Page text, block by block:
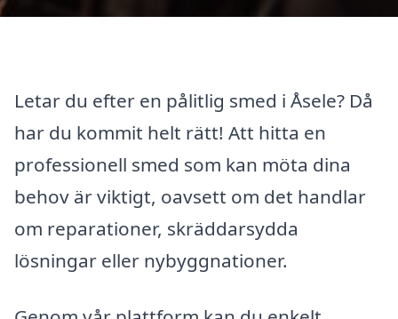
Letar du efter en pålitlig smed i Åsele? Då
har du kommit helt rätt! Att hitta en
professionell smed som kan möta dina
behov är viktigt, oavsett om det handlar
om reparationer, skräddarsydda
lösningar eller nybyggnationer.